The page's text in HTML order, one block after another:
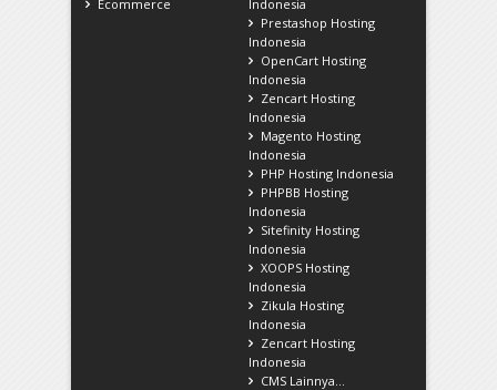
Ecommerce
Indonesia
Prestashop Hosting
Indonesia
OpenCart Hosting
Indonesia
Zencart Hosting
Indonesia
Magento Hosting
Indonesia
PHP Hosting Indonesia
PHPBB Hosting
Indonesia
Sitefinity Hosting
Indonesia
XOOPS Hosting
Indonesia
Zikula Hosting
Indonesia
Zencart Hosting
Indonesia
CMS Lainnya...